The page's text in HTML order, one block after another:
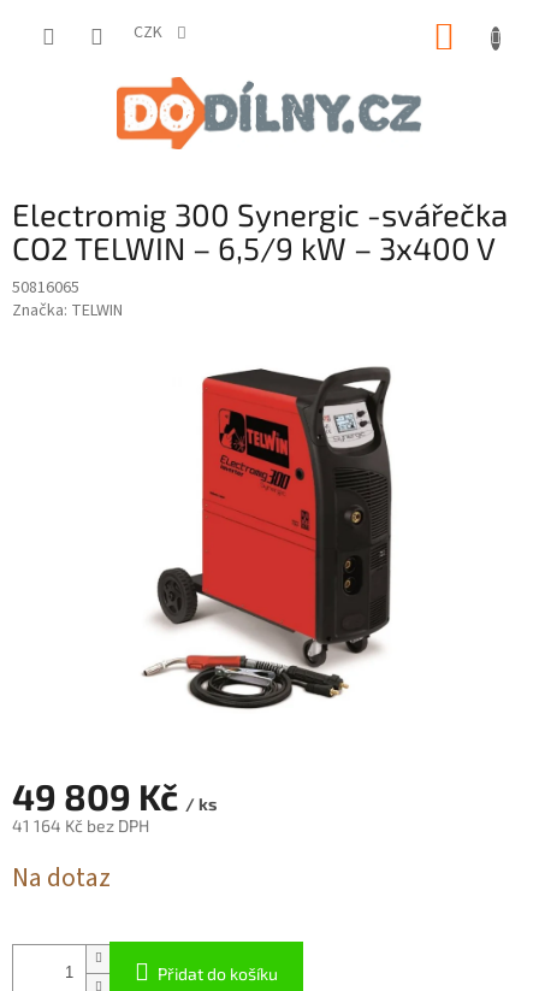
CZK
Electromig 300 Synergic -svářečka
CO2 TELWIN – 6,5/9 kW – 3x400 V
50816065
Značka: TELWIN
49 809 Kč / ks
41 164 Kč bez DPH
cena:
Na dotaz
Přidat do košíku